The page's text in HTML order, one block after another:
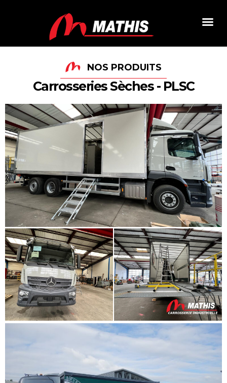
NOS PRODUITS
Carrosseries Sèches - PLSC